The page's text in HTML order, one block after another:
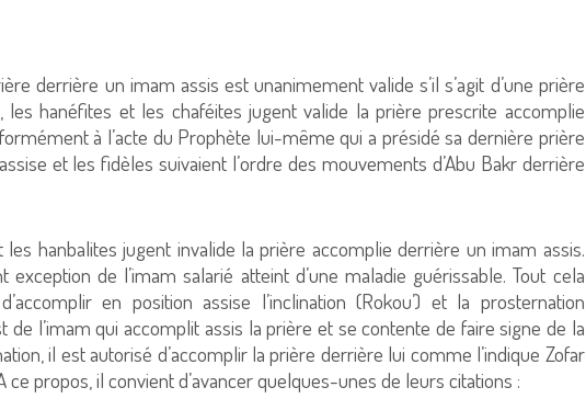
derrière un imam assis est unanimement valide s’il s’agit d’une prière
les hanéfites et les chaféites jugent valide la prière prescrite accomplie
à l’acte du Prophète lui-même qui a présidé sa dernière prière
et les fidèles suivaient l’ordre des mouvements d’Abu Bakr derrière
hanbalites jugent invalide la prière accomplie derrière un imam assis.
exception de l’imam salarié atteint d’une maladie guérissable. Tout cela
en position assise l’inclination (Rokou’) et la prosternation
de l’imam qui accomplit assis la prière et se contente de faire signe de la
il est autorisé d’accomplir la prière derrière lui comme l’indique Zofar
ce propos, il convient d’avancer quelques-unes de leurs citations :